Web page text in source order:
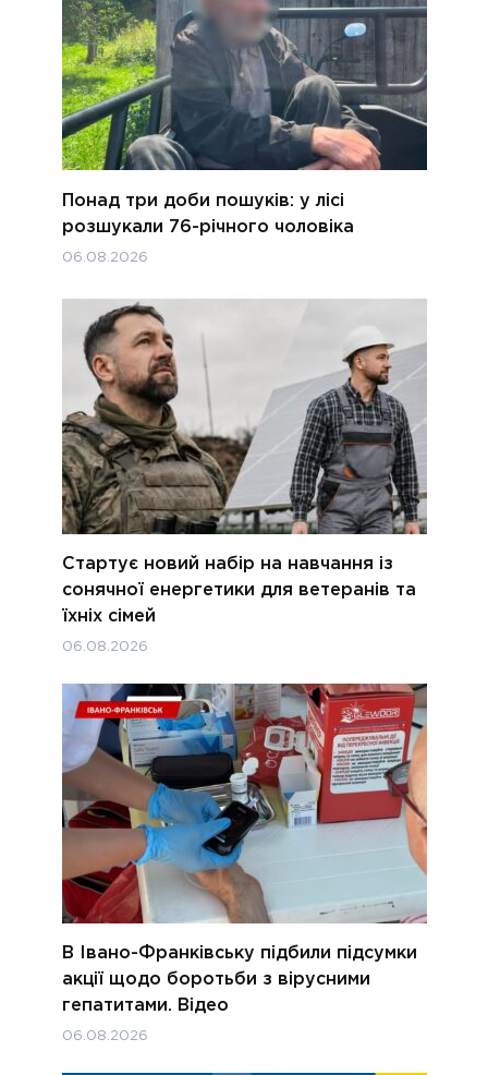
Понад три доби пошуків: у лісі
розшукали 76-річного чоловіка
06.08.2026
Стартує новий набір на навчання із
сонячної енергетики для ветеранів та
їхніх сімей
06.08.2026
В Івано-Франківську підбили підсумки
акції щодо боротьби з вірусними
гепатитами. Відео
06.08.2026